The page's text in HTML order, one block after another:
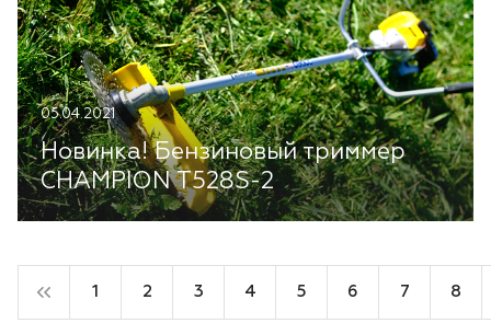
05.04.2021
Новинка! Бензиновый триммер
CHAMPION T528S-2
1 2 3 4 5 6 7 8